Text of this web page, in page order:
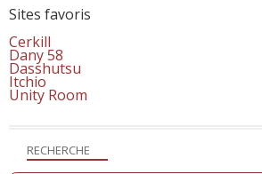
RECHERCHE
Sites favoris
Cerkill
Dany 58
Dasshutsu
Itchio
Unity Room